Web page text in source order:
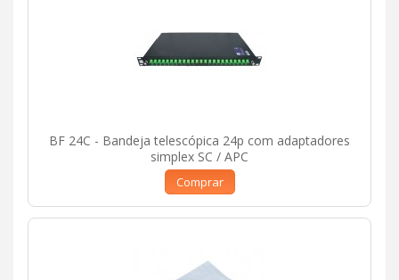
BF 24C - Bandeja telescópica 24p com adaptadores
simplex SC / APC
Comprar